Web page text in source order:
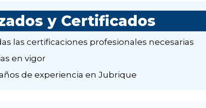
y Certificados
las certificaciones profesionales necesarias
en vigor
de experiencia en Jubrique